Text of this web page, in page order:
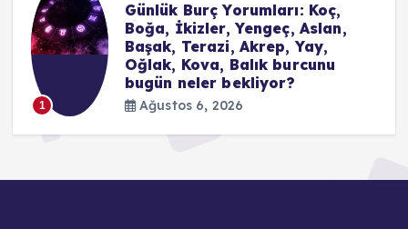
Beşiktaş’ın play-off yolu: Beşiktaş Avrupa
Ligi’nde nasıl tur atlar? Beşiktaş yenerse,
berabere kalırsa veya yenilirse ne olur?
İşte tüm ihtimaller
Ağustos 6, 2026